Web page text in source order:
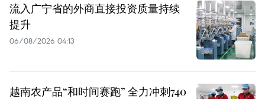
流入广宁省的外商直接投资质量持续
提升
06/08/2026 04:13
越南农产品“和时间赛跑” 全力冲刺740